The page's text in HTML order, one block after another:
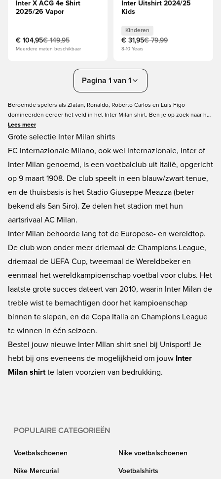
Inter X ACG 4e Shirt
2025/26 Vapor
€ 104,95€ 149,95
Meerdere maten beschikbaar
Inter Uitshirt 2024/25
Kids
Kinderen
€ 31,95€ 79,99
8-10 Years
Pagina 1 van 1
Beroemde spelers als Zlatan, Ronaldo, Roberto Carlos en Luis Figo
domineerden eerder het veld in het Inter Milan shirt. Ben je op zoek naar het
Inter Milan shirt of iets anders van de Milanese club, dan vind je het hier op
unisportstore.nl. Je kan voor het thuis- of uitshirt gaan, enje naam en
laagste prijs uit het enorme aanbod bij Unisport.
Lees meer
Grote selectie Inter Milan shirts
FC Internazionale Milano, ook wel Internazionale, Inter of
Inter Milan genoemd, is een voetbalclub uit Italië, opgericht
op 9 maart 1908. De club speelt in een blauw/zwart tenue,
en de thuisbasis is het Stadio Giuseppe Meazza (beter
bekend als San Siro). Ze delen het stadion met hun
aartsrivaal AC Milan.
Inter Milan behoorde lang tot de Europese- en wereldtop.
De club won onder meer driemaal de Champions League,
driemaal de UEFA Cup, tweemaal de Wereldbeker en
eenmaal het wereldkampioenschap voetbal voor clubs. Het
laatste grote succes dateert van 2010, waarin Inter Milan de
treble wist te bemachtigen door het kampioenschap
binnen te slepen, en de Copa Italia en Champions League
te winnen in één seizoen.
Bestel jouw nieuwe Inter MIlan shirt snel bij Unisport! Je
hebt bij ons eveneens de mogelijkheid om jouw Inter
Milan shirt te laten voorzien van bedrukking.
POPULAIRE CATEGORIEËN
Voetbalschoenen Nike voetbalschoenen
Nike Mercurial Voetbalshirts